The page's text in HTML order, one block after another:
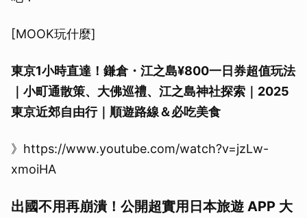
[MOOK玩什麼]
東京1小時直達！鎌倉・江之島¥800一日券超值玩法
｜小町通散策、大佛巡禮、江之島神社探索｜2025
東京近郊自由行｜順遊路線＆必吃美食
》https://www.youtube.com/watch?v=jzLw-
xmoiHA
出國不用再崩潰！公開超實用日本旅遊 APP 大